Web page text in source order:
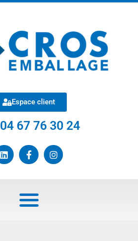
04 67 76 30 24
Espace client